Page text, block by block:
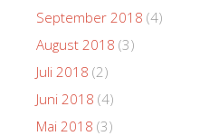
September 2018 (4)
August 2018 (3)
Juli 2018 (2)
Juni 2018 (4)
Mai 2018 (3)